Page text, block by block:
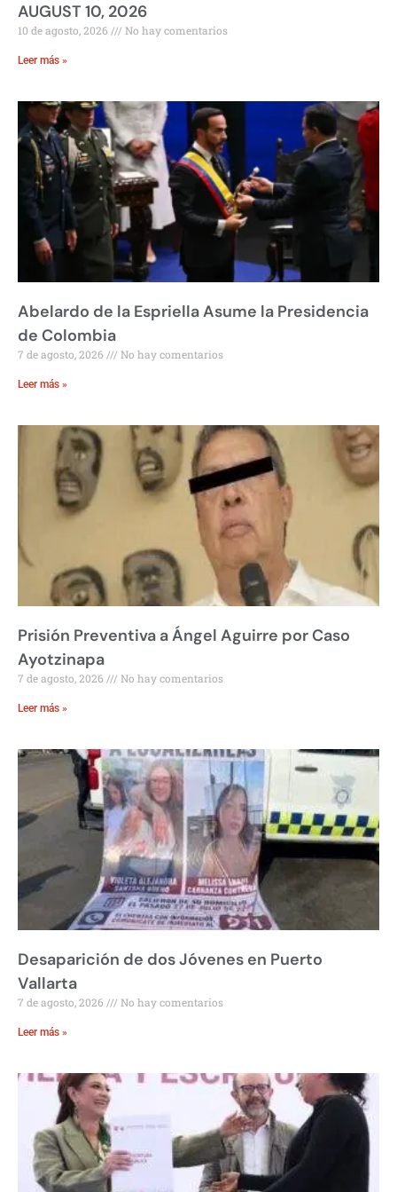
AUGUST 10, 2026
10 de agosto, 2026 No hay comentarios
Leer más »
Abelardo de la Espriella Asume la Presidencia
de Colombia
7 de agosto, 2026 No hay comentarios
Leer más »
Prisión Preventiva a Ángel Aguirre por Caso
Ayotzinapa
7 de agosto, 2026 No hay comentarios
Leer más »
Desaparición de dos Jóvenes en Puerto
Vallarta
7 de agosto, 2026 No hay comentarios
Leer más »